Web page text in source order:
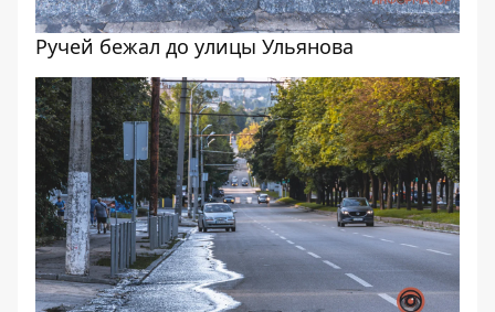
Ручей бежал до улицы Ульянова